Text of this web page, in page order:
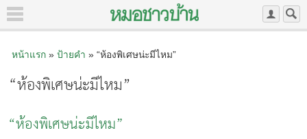
หน้าแรก» ป้ายคำ » “ห้องพิเศษน่ะมีไหม”
“ห้องพิเศษน่ะมีไหม”
“ห้องพิเศษน่ะมีไหม”